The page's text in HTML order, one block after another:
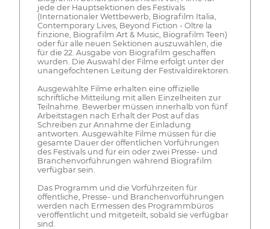
jede der Hauptsektionen des Festivals
(Internationaler Wettbewerb, Biografilm Italia,
Contemporary Lives, Beyond Fiction - Oltre la
finzione, Biografilm Art & Music, Biografilm Teen)
oder für alle neuen Sektionen auszuwählen, die
für die 22. Ausgabe von Biografilm geschaffen
wurden. Die Auswahl der Filme erfolgt unter der
unangefochtenen Leitung der Festivaldirektoren.
Ausgewählte Filme erhalten eine offizielle
schriftliche Mitteilung mit allen Einzelheiten zur
Teilnahme. Bewerber müssen innerhalb von fünf
Arbeitstagen nach Erhalt der Post auf das
Schreiben zur Annahme der Einladung
antworten. Ausgewählte Filme müssen für die
gesamte Dauer der öffentlichen Vorführungen
des Festivals und für ein oder zwei Presse- und
Branchenvorführungen während Biografilm
verfügbar sein.
Das Programm und die Vorführzeiten für
öffentliche, Presse- und Branchenvorführungen
werden nach Ermessen des Programmbüros
veröffentlicht und mitgeteilt, sobald sie verfügbar
sind.